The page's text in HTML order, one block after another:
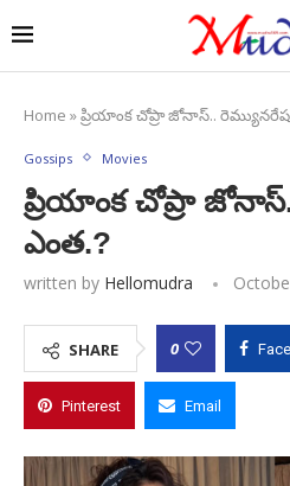
Home »ప్రియాంక చోప్రా జోనాస్..
Gossips Movies
ప్రియాంక చోప్రా
ఎంత.?
written by Hellomudra
SHARE 0
Pinterest Email